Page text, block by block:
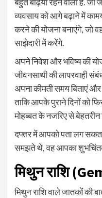
व्यवसाय को आगे बढ़ाने में
करने की योजना बनाएंगे, जो
साझेदारी में करेंगे.
अपने निवेश और भविष्य की
जीवनसाथी की लापरवाही
अपना कीमती समय बिताएं और
ताकि आपके पुराने दिनों को
मोहब्बत के नजरिए से बेहतरीन
दफ्तर में आपको पता लग
समझते थे, वह आपका
मिथुन राशि
मिथुन राशि वाले जातकों की